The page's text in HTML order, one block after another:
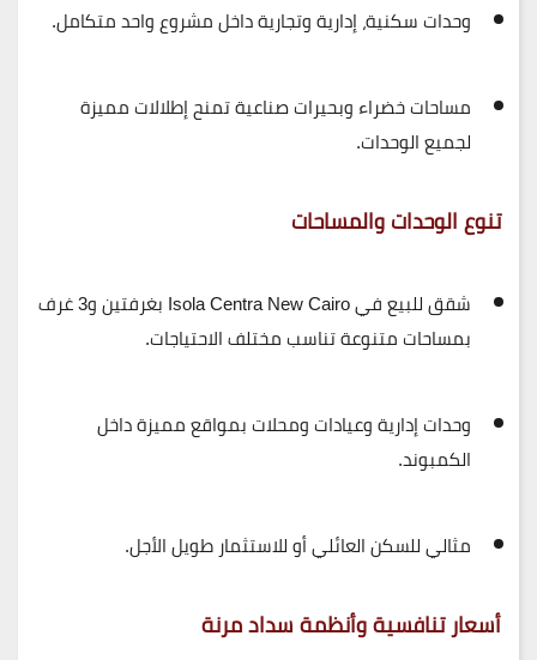
وحدات سكنية، إدارية وتجارية داخل مشروع واحد متكامل.
مساحات خضراء وبحيرات صناعية تمنح إطلالات مميزة
لجميع الوحدات.
تنوع الوحدات والمساحات
شقق للبيع فيIsola Centra New Cairo
بغرفتين و3 غرف
بمساحات متنوعة تناسب مختلف الاحتياجات.
وحدات إدارية وعيادات ومحلات بمواقع مميزة داخل
الكمبوند.
مثالي للسكن العائلي أو للاستثمار طويل الأجل.
أسعار تنافسية وأنظمة سداد مرنة